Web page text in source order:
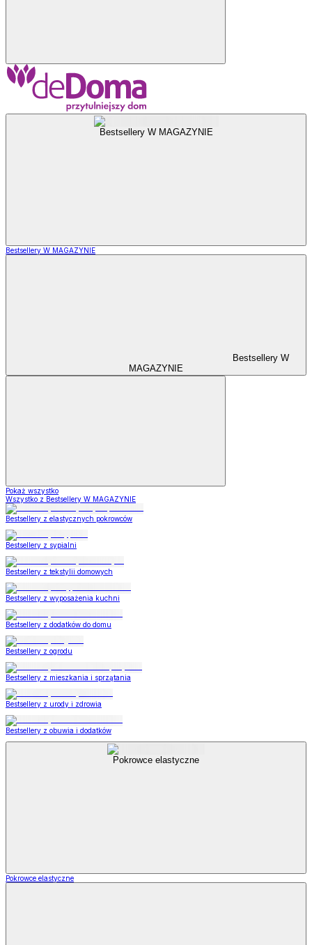
Bestsellery W MAGAZYNIE
Bestsellery W MAGAZYNIE
Bestsellery W
MAGAZYNIE
Pokaż wszystko
Wszystko z Bestsellery W MAGAZYNIE
Bestsellery z elastycznych pokrowców
Bestsellery z sypialni
Bestsellery z tekstylii domowych
Bestsellery z wyposażenia kuchni
Bestsellery z dodatków do domu
Bestsellery z ogrodu
Bestsellery z mieszkania i sprzątania
Bestsellery z urody i zdrowia
Bestsellery z obuwia i dodatków
Pokrowce elastyczne
Pokrowce elastyczne